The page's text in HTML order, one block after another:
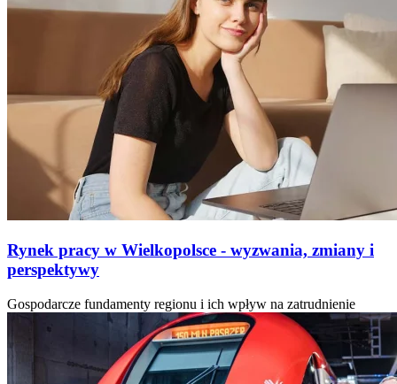
Rynek pracy w Wielkopolsce - wyzwania, zmiany i
perspektywy
Gospodarcze fundamenty regionu i ich wpływ na zatrudnienie